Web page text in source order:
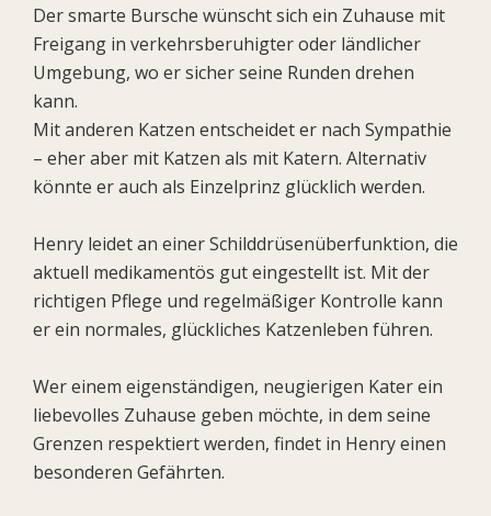
Der smarte Bursche wünscht sich ein Zuhause mit
Freigang in verkehrsberuhigter oder ländlicher
Umgebung, wo er sicher seine Runden drehen
kann.
Mit anderen Katzen entscheidet er nach Sympathie
– eher aber mit Katzen als mit Katern. Alternativ
könnte er auch als Einzelprinz glücklich werden.
Henry leidet an einer Schilddrüsenüberfunktion, die
aktuell medikamentös gut eingestellt ist. Mit der
richtigen Pflege und regelmäßiger Kontrolle kann
er ein normales, glückliches Katzenleben führen.
Wer einem eigenständigen, neugierigen Kater ein
liebevolles Zuhause geben möchte, in dem seine
Grenzen respektiert werden, findet in Henry einen
besonderen Gefährten.